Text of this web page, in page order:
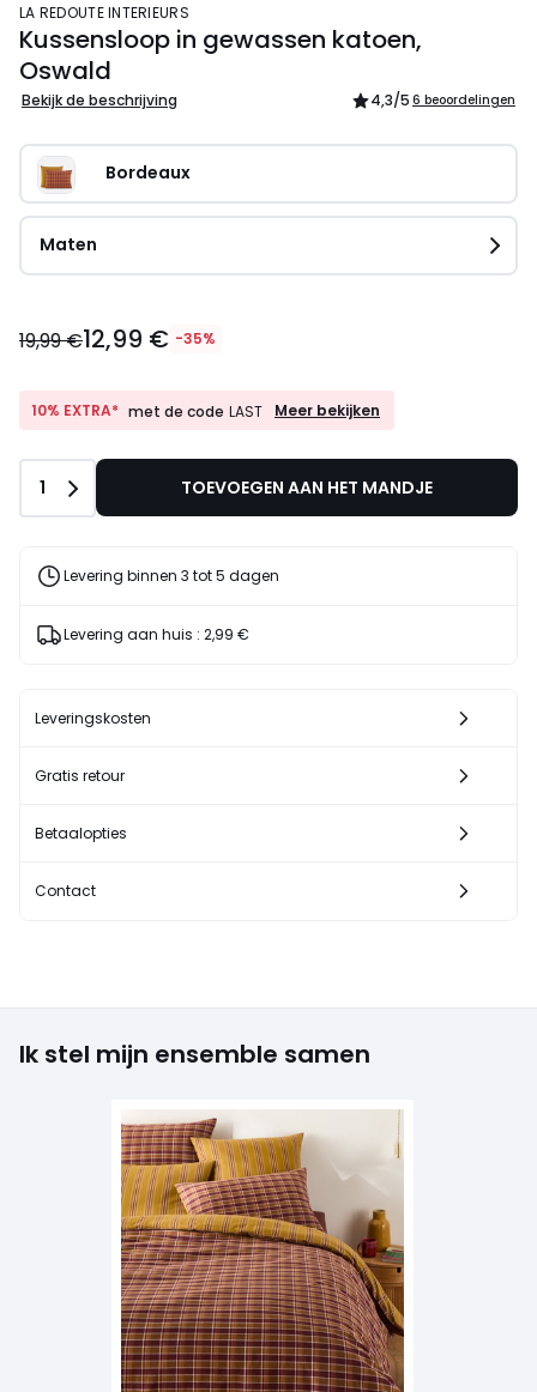
LA REDOUTE INTERIEURS
Kussensloop in gewassen katoen,
Oswald
Bekijk de beschrijving 4,3/5 6 beoordelingen
Bordeaux
Maten
19,99 €12,99 € -35%
10% EXTRA* met de code LAST
10%
code
LAST
Meer bekijken
Aantal
1 TOEVOEGEN AAN HET MANDJE
Levering binnen 3 tot 5 dagen
Levering aan huis : 2,99 €
Leveringskosten
Gratis retour
Betaalopties
Contact
Ik stel mijn ensemble samen